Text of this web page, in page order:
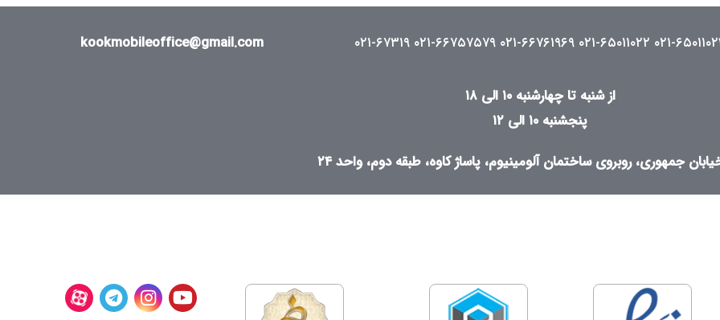
kookmobileoffice@gmail.com ۰۲۱-۶۷۳۱۹ ۰۲۱-۶۶۷۵۷۵۷۹ ۰۲۱-۶۶۷۶۱۹۶۹ ۰۲۱-۶۵۰۱۱۰۲۲ ۶۵۰۱۱۰۲۴
از شنبه تا چهارشنبه ۱۰ الی ۱۸
پنجشنبه ۱۰ الی ۱۲
جمهوری، روبروی ساختمان آلومینیوم، پاساژ کاوه، طبقه دوم، واحد ۲۴